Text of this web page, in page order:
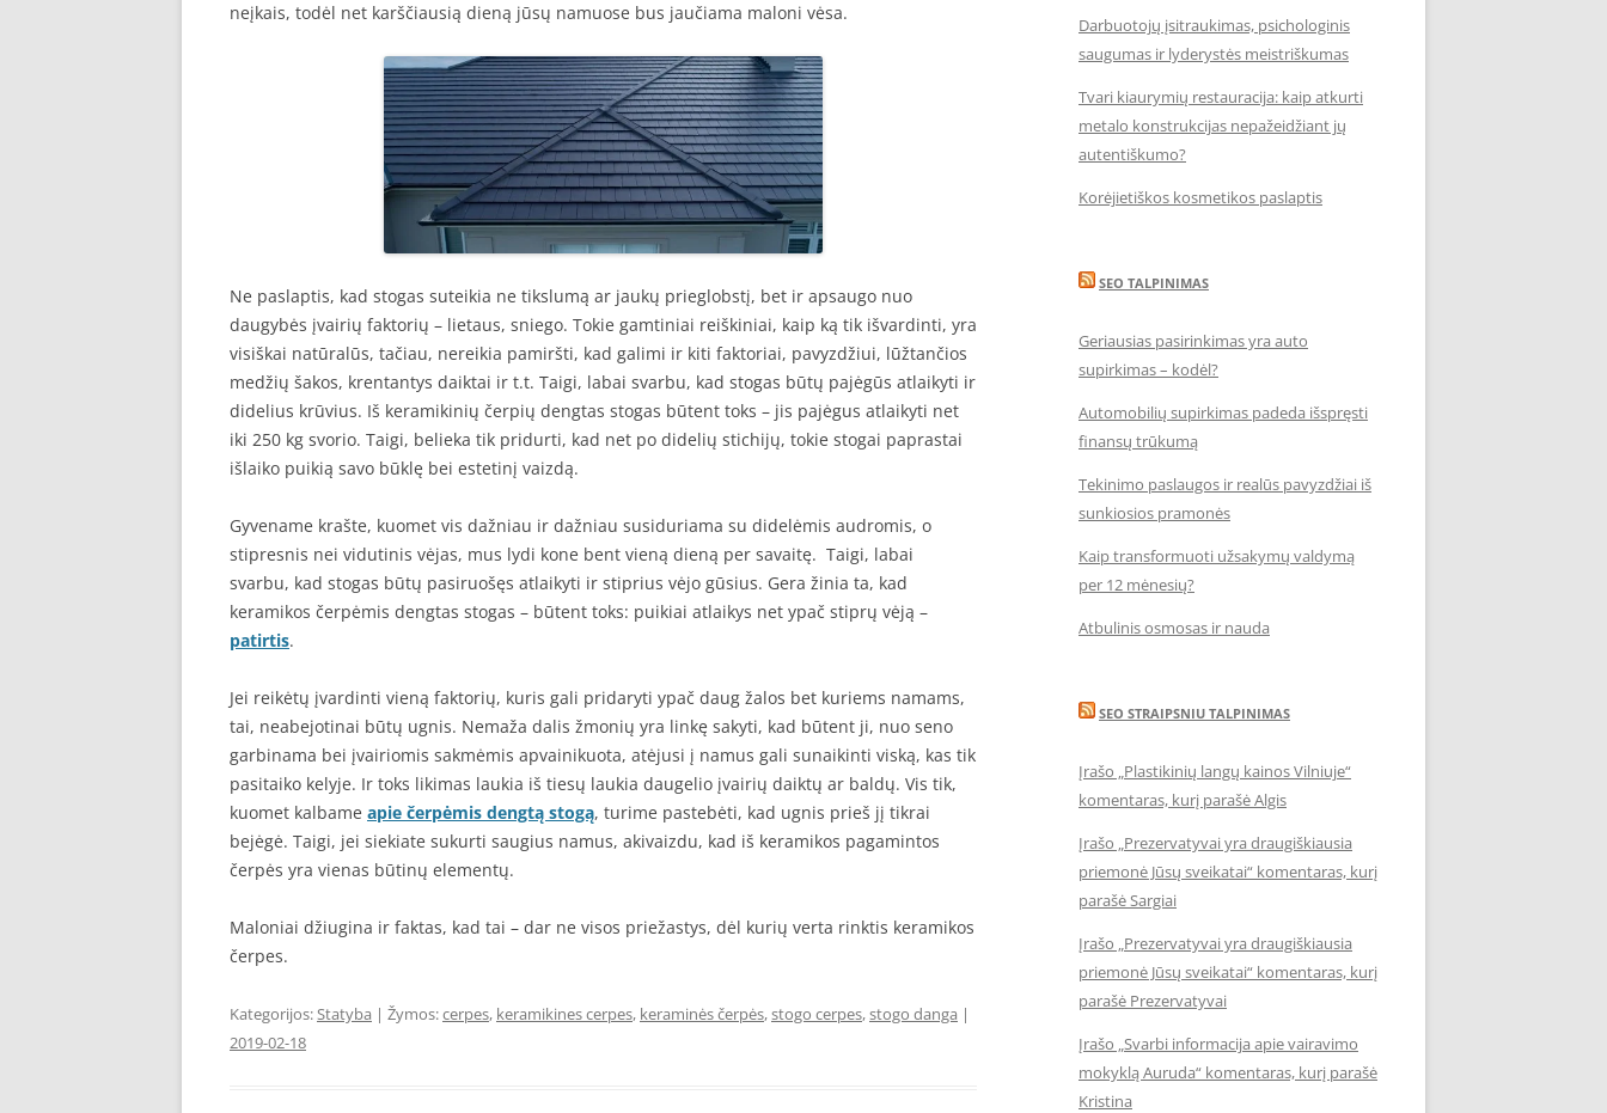
neįkais, todėl net karščiausią dieną jūsų namuose bus jaučiama maloni vėsa.
Ne paslaptis, kad stogas suteikia ne tikslumą ar jaukų prieglobstį, bet ir apsaugo nuo
daugybės įvairių faktorių – lietaus, sniego. Tokie gamtiniai reiškiniai, kaip ką tik išvardinti, yra
visiškai natūralūs, tačiau, nereikia pamiršti, kad galimi ir kiti faktoriai, pavyzdžiui, lūžtančios
medžių šakos, krentantys daiktai ir t.t. Taigi, labai svarbu, kad stogas būtų pajėgūs atlaikyti ir
didelius krūvius. Iš keramikinių čerpių dengtas stogas būtent toks – jis pajėgus atlaikyti net
iki 250 kg svorio. Taigi, belieka tik pridurti, kad net po didelių stichijų, tokie stogai paprastai
išlaiko puikią savo būklę bei estetinį vaizdą.
Gyvename krašte, kuomet vis dažniau ir dažniau susiduriama su didelėmis audromis, o
stipresnis nei vidutinis vėjas, mus lydi kone bent vieną dieną per savaitę. Taigi, labai
svarbu, kad stogas būtų pasiruošęs atlaikyti ir stiprius vėjo gūsius. Gera žinia ta, kad
keramikos čerpėmis dengtas stogas – būtent toks: puikiai atlaikys net ypač stiprų vėją –
patirtis.
Jei reikėtų įvardinti vieną faktorių, kuris gali pridaryti ypač daug žalos bet kuriems namams,
tai, neabejotinai būtų ugnis. Nemaža dalis žmonių yra linkę sakyti, kad būtent ji, nuo seno
garbinama bei įvairiomis sakmėmis apvainikuota, atėjusi į namus gali sunaikinti viską, kas tik
pasitaiko kelyje. Ir toks likimas laukia iš tiesų laukia daugelio įvairių daiktų ar baldų. Vis tik,
kuomet kalbame apie čerpėmis dengtą stogą, turime pastebėti, kad ugnis prieš jį tikrai
bejėgė. Taigi, jei siekiate sukurti saugius namus, akivaizdu, kad iš keramikos pagamintos
čerpės yra vienas būtinų elementų.
Maloniai džiugina ir faktas, kad tai – dar ne visos priežastys, dėl kurių verta rinktis keramikos
čerpes.
Kategorijos:Statyba | Žymos:cerpes, keramikines cerpes, keraminės čerpės,stogo cerpes,stogo danga |
2019-02-18
Darbuotojų įsitraukimas, psichologinis
saugumas ir lyderystės meistriškumas
Tvari kiaurymių restauracija: kaip atkurti
metalo konstrukcijas nepažeidžiant jų
autentiškumo?
Korėjietiškos kosmetikos paslaptis
SEO TALPINIMAS
Geriausias pasirinkimas yra auto
supirkimas – kodėl?
Automobilių supirkimas padeda išspręsti
finansų trūkumą
Tekinimo paslaugos ir realūs pavyzdžiai iš
sunkiosios pramonės
Kaip transformuoti užsakymų valdymą
per 12 mėnesių?
Atbulinis osmosas ir nauda
SEO STRAIPSNIU TALPINIMAS
Įrašo „Plastikinių langų kainos Vilniuje“
komentaras, kurį parašė Algis
Įrašo „Prezervatyvai yra draugiškiausia
priemonė Jūsų sveikatai“ komentaras, kurį
parašė Sargiai
Įrašo „Prezervatyvai yra draugiškiausia
priemonė Jūsų sveikatai“ komentaras, kurį
parašė Prezervatyvai
Įrašo „Svarbi informacija apie vairavimo
mokyklą Auruda“ komentaras, kurį parašė
Kristina